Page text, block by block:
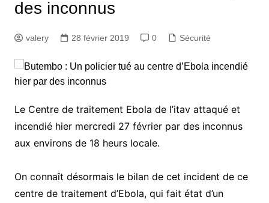
des inconnus
valery 28 février 2019 0 Sécurité
Le Centre de traitement Ebola de l’itav attaqué et
incendié hier mercredi 27 février par des inconnus
aux environs de 18 heurs locale.
On connaît désormais le bilan de cet incident de ce
centre de traitement d’Ebola, qui fait état d’un